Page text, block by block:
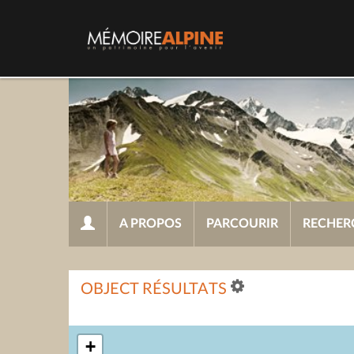
A PROPOS PARCOURIR
OBJECT RÉSULTATS
+